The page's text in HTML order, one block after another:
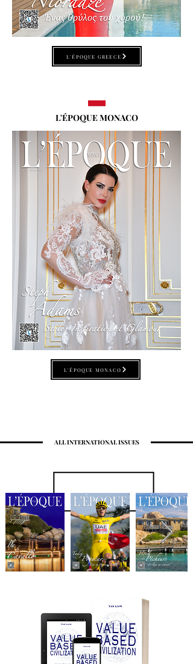
L'ÉPOQUE GREECE
L'ÉPOQUE MONACO
L'ÉPOQUE MONACO
ALL INTERNATIONAL ISSUES